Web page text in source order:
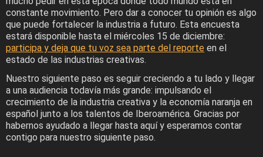
constante movimiento. Pero dar a conocer tu opinión es algo
que puede fortalecer la industria a futuro. Esta encuesta
estará disponible hasta el miércoles 15 de diciembre:
participa y deja que tu voz sea parte del reporte en el
estado de las industrias creativas.
Nuestro siguiente paso es seguir creciendo a tu lado y llegar
a una audiencia todavía más grande: impulsando el
crecimiento de la industria creativa y la economía naranja en
español junto a los talentos de Iberoamérica. Gracias por
habernos ayudado a llegar hasta aquí y esperamos contar
contigo para nuestro siguiente paso.